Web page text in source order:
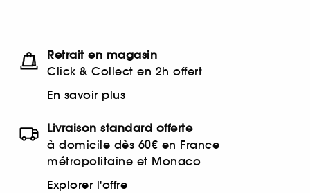
Retrait en magasin
Click & Collect en 2h offert
En savoir plus
Livraison standard offerte
à domicile dès 60€ en France
métropolitaine et Monaco
Explorer l'offre